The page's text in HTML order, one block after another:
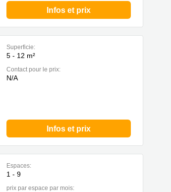
Infos et prix
Superficie:
5 - 12 m²
Contact pour le prix:
N/A
Infos et prix
Espaces:
1 - 9
prix par espace par mois: